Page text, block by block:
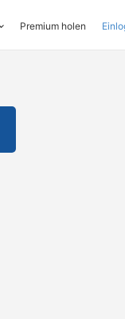
Premium holen